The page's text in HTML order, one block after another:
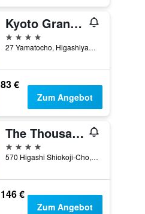
Kyoto Granbell Hotel
4 Sterne
27 Yamatocho, Higashiyama-ku, Kyōto, Japan
83 €
Zum Angebot
The Thousand Kyoto
4 Sterne
570 Higashi Shiokoji-Cho, Kyōto, Japan
146 €
Zum Angebot